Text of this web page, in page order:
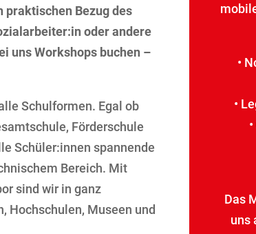
praktischen Bezug des
oder andere
uns Workshops buchen –
Schulformen. Egal ob
Förderschule
Schüler:innen spannende
Bereich. Mit
sind wir in ganz
Hochschulen, Museen und
•
•
Das
uns